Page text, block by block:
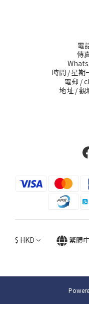
電
傳
時間 / 星期
電郵 /
地址 / 觀
$ HKD 繁體